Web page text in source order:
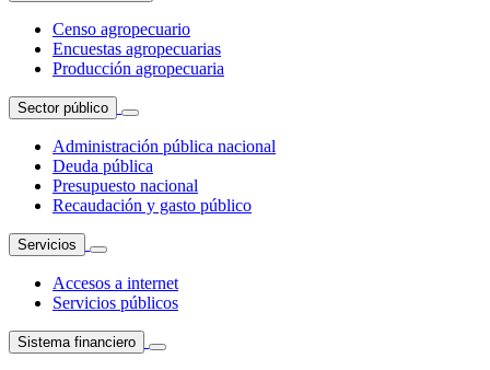
Censo agropecuario
Encuestas agropecuarias
Producción agropecuaria
Sector público
Administración pública nacional
Deuda pública
Presupuesto nacional
Recaudación y gasto público
Servicios
Accesos a internet
Servicios públicos
Sistema financiero